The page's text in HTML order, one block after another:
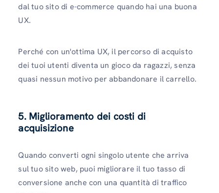
dal tuo sito di e-commerce quando hai una buona
UX.
Perché con un'ottima UX, il percorso di acquisto
dei tuoi utenti diventa un gioco da ragazzi, senza
quasi nessun motivo per abbandonare il carrello.
5. Miglioramento dei costi di
acquisizione
Quando converti ogni singolo utente che arriva
sul tuo sito web, puoi migliorare il tuo tasso di
conversione anche con una quantità di traffico